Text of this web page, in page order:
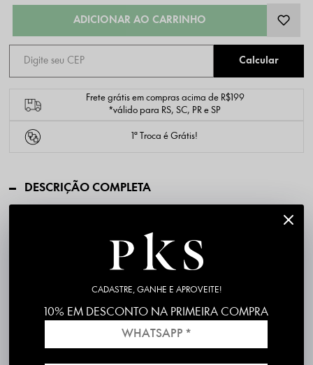
Frete grátis em compras acima de R$199
*válido para RS, SC, PR e SP
1ª Troca é Grátis!
DESCRIÇÃO COMPLETA
Material: Tecido leve com superfície levemente texturizada
Composição: 100% Poliéster
Modelagem: Evasê, cintura alta
Produzido e entregue por PKS
Produto 100% nacional, com excelente padrão de qualidade
Disponibilidade para envio imediato
CADASTRE, GANHE E APROVEITE!
10% EM DESCONTO NA PRIMEIRA COMPRA